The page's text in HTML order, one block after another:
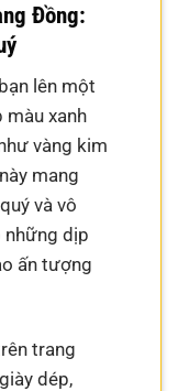
Đồng:
lên một
màu xanh
vàng kim
mang
và vô
những dịp
ấn tượng
trang
dép,